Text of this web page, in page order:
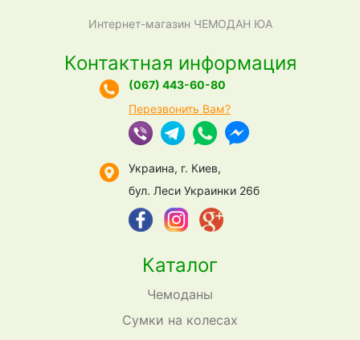
Интернет-магазин ЧЕМОДАН ЮА
Каталог
Чемоданы
Сумки на колесах
Контактная информация
(067) 443-60-80
Перезвонить Вам?
Украина, г. Киев,
бул. Леси Украинки 26б